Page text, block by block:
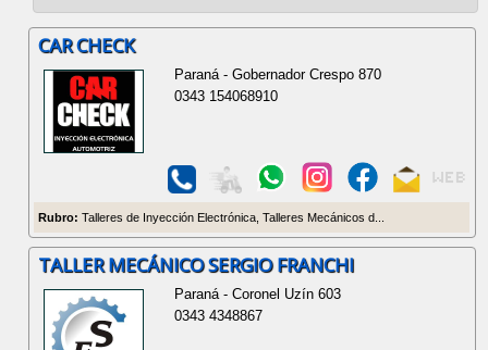
CAR CHECK
Paraná - Gobernador Crespo 870
0343 154068910
Rubro: Talleres de Inyección Electrónica, Talleres Mecánicos d...
TALLER MECÁNICO SERGIO FRANCHI
Paraná - Coronel Uzín 603
0343 4348867